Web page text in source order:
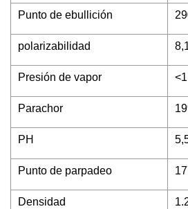
Punto de ebullición
polarizabilidad
Presión de vapor
Parachor
PH
Punto de parpadeo
Densidad